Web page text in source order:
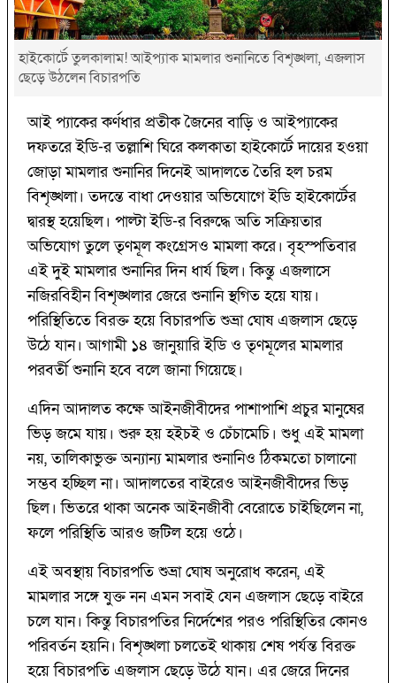
হাইকোর্টে তুলকালাম! আইপ্যাক মামলার শুনানিতে বিশৃঙ্খলা, এজলাস
ছেড়ে উঠলেন বিচারপতি
আই প্যাকের কর্ণধার প্রতীক জৈনের বাড়ি ও আইপ্যাকের
দফতরে ইডি-র তল্লাশি ঘিরে কলকাতা হাইকোর্টে দায়ের হওয়া
জোড়া মামলার শুনানির দিনেই আদালতে তৈরি হল চরম
বিশৃঙ্খলা। তদন্তে বাধা দেওয়ার অভিযোগে ইডি হাইকোর্টের
দ্বারস্থ হয়েছিল। পাল্টা ইডি-র বিরুদ্ধে অতি সক্রিয়তার
অভিযোগ তুলে তৃণমূল কংগ্রেসও মামলা করে। বৃহস্পতিবার
এই দুই মামলার শুনানির দিন ধার্য ছিল। কিন্তু এজলাসে
নজিরবিহীন বিশৃঙ্খলার জেরে শুনানি স্থগিত হয়ে যায়।
পরিস্থিতিতে বিরক্ত হয়ে বিচারপতি শুভ্রা ঘোষ এজলাস ছেড়ে
উঠে যান। আগামী ১৪ জানুয়ারি ইডি ও তৃণমূলের মামলার
পরবর্তী শুনানি হবে বলে জানা গিয়েছে।
এদিন আদালত কক্ষে আইনজীবীদের পাশাপাশি প্রচুর মানুষের
ভিড় জমে যায়। শুরু হয় হইচই ও চেঁচামেচি। শুধু এই মামলা
নয়, তালিকাভুক্ত অন্যান্য মামলার শুনানিও ঠিকমতো চালানো
সম্ভব হচ্ছিল না। আদালতের বাইরেও আইনজীবীদের ভিড়
ছিল। ভিতরে থাকা অনেক আইনজীবী বেরোতে চাইছিলেন না,
ফলে পরিস্থিতি আরও জটিল হয়ে ওঠে।
এই অবস্থায় বিচারপতি শুভ্রা ঘোষ অনুরোধ করেন, এই
মামলার সঙ্গে যুক্ত নন এমন সবাই যেন এজলাস ছেড়ে বাইরে
চলে যান। কিন্তু বিচারপতির নির্দেশের পরও পরিস্থিতির কোনও
পরিবর্তন হয়নি। বিশৃঙ্খলা চলতেই থাকায় শেষ পর্যন্ত বিরক্ত
হয়ে বিচারপতি এজলাস ছেড়ে উঠে যান। এর জেরে দিনের